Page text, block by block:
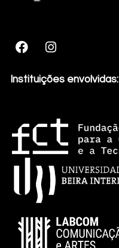
Instituições envolvidas: